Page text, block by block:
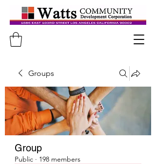
Groups
Group
Public · 198 members